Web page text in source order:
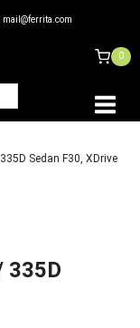
mail@ferrita.com
0
Sedan F30, XDrive
335D